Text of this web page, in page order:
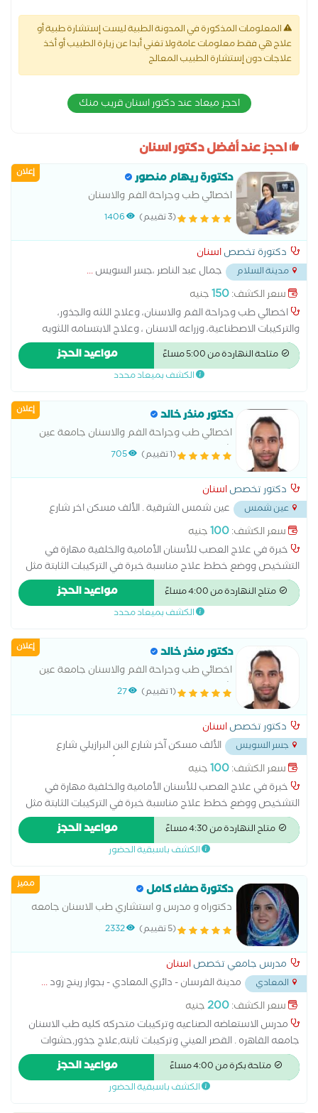
المعلومات المذكورة في المدونة الطبية ليست إستشارة طبية أو
علاج هي فقط معلومات عامة ولا تغني أبدا عن زيارة الطبيب أو أخذ
علاجات دون إستشارة الطبيب المعالج
احجز ميعاد عند دكتور اسنان قريب منك
احجز عند أفضل دكتور اسنان
إعلان دكتورة ريهام منصور
اخصائي طب وجراحة الفم والاسنان
(3 تقييم) 1406
دكتورة تخصصاسنان
مدينة السلام جمال عبد الناصر ،جسر السويس...
سعر الكشف:150جنيه
اخصائي طب وجراحة الفم والاسنان، وعلاج اللثه والجذور،
والتركيبات الاصطناعية، وزراعه الاسنان ، وعلاج الابتسامه اللثويه
بكالوريوس طب الفم والاسنان جامعه الازهر خبره 15 عام ماجيستير
زراعه الاسنان دبلومه Botox and fillers injections
متاحة النهاردة من 5:00 مساءً مواعيد الحجز
الكشف بميعاد محدد
إعلان دكتور منذر خالد
اخصائي طب وجراحة الفم والاسنان جامعة عين
شمس
(1 تقييم) 705
دكتور تخصصاسنان
عين شمس
عين شمس الشرقية . الألف مسكن اخر شارع
البن البرازيلى ١١ ش عبد المحسن الوسيمى تقاطع شارع الانتاج اعلى
البان المغربى . امام ماركت اولاد محمود ...
سعر الكشف:100جنيه
خبرة في علاج العصب للأسنان الأمامية والخلفية مهارة في
التشخيص ووضع خطط علاج مناسبة خبرة في التركيبات الثابتة مثل
التيجان والجسور خبرة في التركيبات المتحركة والأطقم الجزئية
والكاملة إجراء جميع أنواع الحشوات التجميلية والعلاجية خبرة في
خلع الأسنان البسيط والجراحي الاهتمام براحة المريض وجودة العلاج
وقائية وعلاجية عالية الجودة تطوير مستمر للمهارات ومواكبة
التقنيات الحديثة
متاح النهاردة من 4:00 مساءً مواعيد الحجز
الكشف بميعاد محدد
إعلان دكتور منذر خالد
اخصائي طب وجراحة الفم والاسنان جامعة عين
شمس
(1 تقييم) 27
دكتور تخصصاسنان
جسر السويس
الألف مسكن آخر شارع البن البرازيلي شارع
عبدالمحسن المسيمي تقاطع شارع الإنتاج اعلي ألبان المغربي
سعر الكشف:100جنيه
خبرة في علاج العصب للأسنان الأمامية والخلفية مهارة في
التشخيص ووضع خطط علاج مناسبة خبرة في التركيبات الثابتة مثل
التيجان والجسور خبرة في التركيبات المتحركة والأطقم الجزئية
والكاملة إجراء جميع أنواع الحشوات التجميلية والعلاجية خبرة في
خلع الأسنان البسيط والجراحي الاهتمام براحة المريض وجودة العلاج
وقائية وعلاجية عالية الجودة تطوير مستمر للمهارات ومواكبة
التقنيات الحديثة
متاح النهاردة من 4:30 مساءً مواعيد الحجز
الكشف باسبقية الحضور
مميز دكتورة صفاء كامل
دكتوراه و مدرس و استشاري طب الاسنان جامعه
القاهرهدكتورة اسنان متخصص في اسنان بالغين،
تركيبات اسنان، اسنان مسنين، اشعة
(5 تقييم) 2332
مدرس جامعي تخصصاسنان
المعادي مدينة الفرسان - دائري المعادي - بجوار رينج رود...
سعر الكشف:200جنيه
مدرس الاستعاضه الصناعيه وتركيبات متحركه كليه طب الاسنان
جامعه القاهره . القصر العيني وتركيبات ثابته,علاج جذور,حشوات
علاجيه وتجميله ,اسنان اطفال,اسنان مسنين,اسنان بالغين,زراعه
اسنان,خلع,اشعه الاسنان استشاري حشوات وتجميل الأسنان،
متخصص في تشخيص وعلاج تسوس الأسنان وإعادة تأهيلها
متاحة بكرة من 4:00 مساءً مواعيد الحجز
الكشف باسبقية الحضور